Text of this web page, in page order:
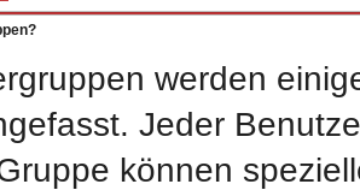
werden
Jeder
können